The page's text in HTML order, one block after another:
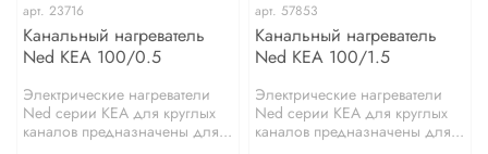
арт. 23716
Канальный нагреватель
Ned KEA 100/0.5
Электрические нагреватели
Ned серии KEA для круглых
каналов предназначены для...
арт. 57853
Канальный нагреватель
Ned KEA 100/1.5
Электрические нагреватели
Ned серии KEA для круглых
каналов предназначены для...